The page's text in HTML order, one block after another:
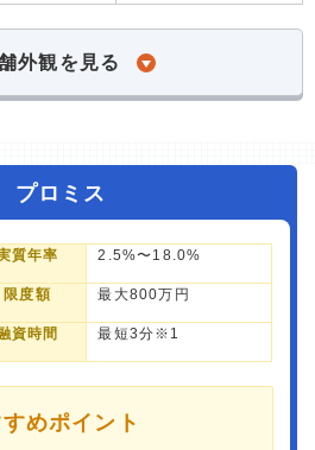
外観を見る
プロミス
質年率 2.5%〜18.0%
限度額 最大800万円
資時間 最短3分※1
めポイント